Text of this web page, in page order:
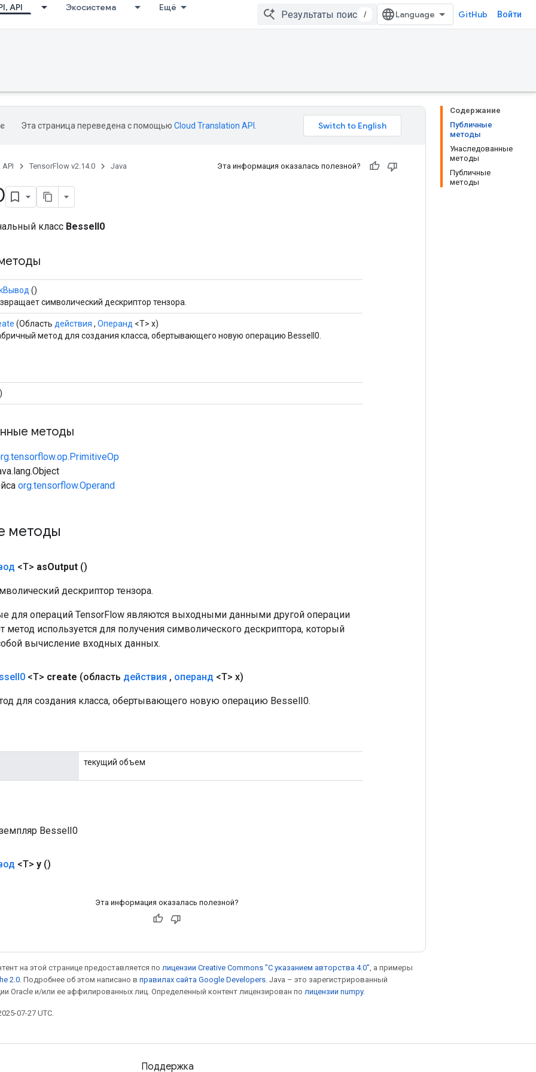
API Экосистема Ещё
/ GitHub Войти
Содержание
Публичные
методы
Унаследованные
методы
Публичные
методы
Эта страница переведена с помощью Cloud Translation API
API TensorFlow v2.14.0 Java Эта информация оказалась полезной?
класс BesselI0
()
символический дескриптор тензора.
(Область действия , Операнд <T> x)
метод для создания класса, обертывающего новую операцию BesselI0.
методы
org.tensorflow.Operand
методы
<T> asOutput ()
дескриптор тензора.
для операций TensorFlow являются выходными данными другой операции
метод используется для получения символического дескриптора, который
вычисление входных данных.
I0 <T> create (область действия , операнд <T> x)
для создания класса, обертывающего новую операцию BesselI0.
текущий объем
BesselI0
<T> y ()
Эта информация оказалась полезной?
на этой странице предоставляется по лицензии Creative Commons "С указанием авторства 4.0" , а примеры
2.0 . Подробнее об этом написано в правилах сайта Google Developers . Java – это зарегистрированный
Oracle и/или ее аффилированных лиц. Определенный контент лицензирован по лицензии numpy.
07-27 UTC.
Поддержка